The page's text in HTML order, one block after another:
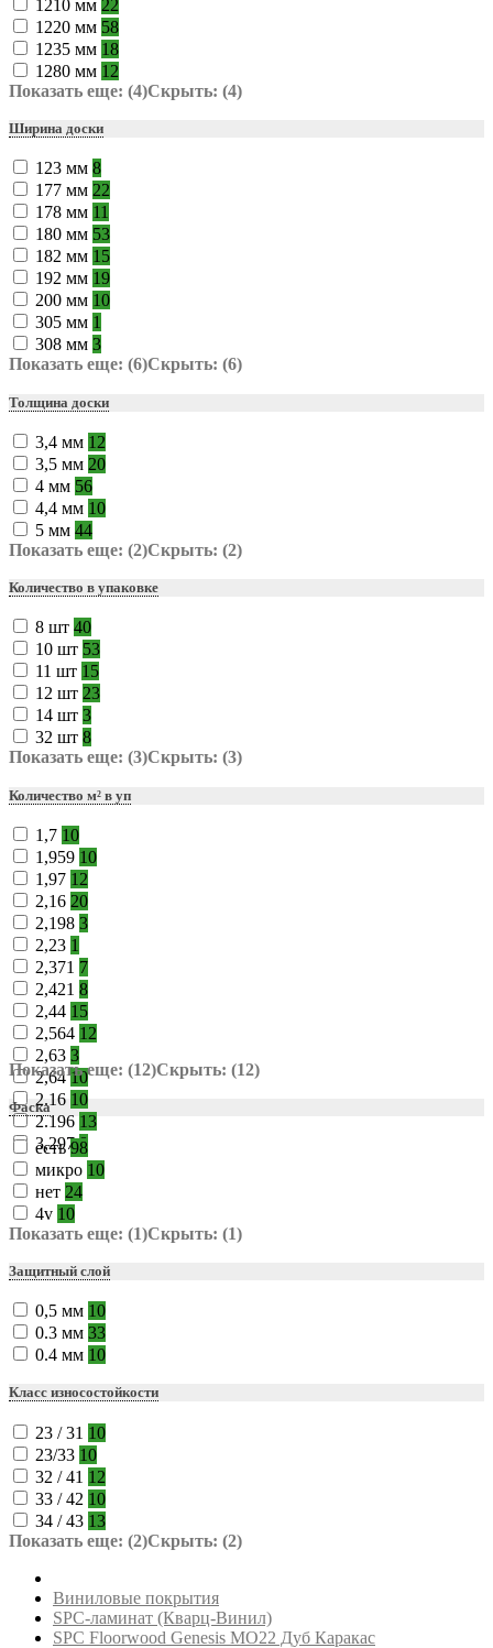
1210 мм 22
1220 мм 58
1235 мм 18
1280 мм 12
Показать еще: (4)Скрыть: (4)
Ширина доски
123 мм 8
177 мм 22
178 мм 11
180 мм 53
182 мм 15
192 мм 19
200 мм 10
305 мм 1
308 мм 3
Показать еще: (6)Скрыть: (6)
Толщина доски
3,4 мм 12
3,5 мм 20
4 мм 56
4,4 мм 10
5 мм 44
Показать еще: (2)Скрыть: (2)
Количество в упаковке
8 шт 40
10 шт 53
11 шт 15
12 шт 23
14 шт 3
32 шт 8
Показать еще: (3)Скрыть: (3)
Количество м² в уп
1,7 10
1,959 10
1,97 12
2,16 20
2,198 3
2,23 1
2,371 7
2,421 8
2,44 15
2,564 12
2,63 3
2,6410
2.16 10
2.196 13
3,2978
Показать еще: (12)Скрыть: (12)
Фаска
есть98
микро 10
нет 24
4v 10
Показать еще: (1)Скрыть: (1)
Защитный слой
0,5 мм 10
0.3 мм 33
0.4 мм 10
Класс износостойкости
23 / 31 10
23/33 10
32 / 41 12
33 / 42 10
34 / 43 13
Показать еще: (2)Скрыть: (2)
Виниловые покрытия
SPC-ламинат (Кварц-Винил)
SPC Floorwood Genesis MO22 Дуб Каракас